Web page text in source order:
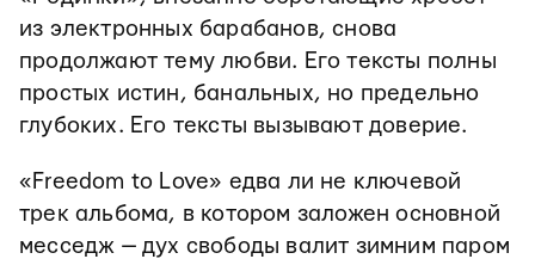
из электронных барабанов, снова
продолжают тему любви. Его тексты полны
простых истин, банальных, но предельно
глубоких. Его тексты вызывают доверие.
«Freedom to Love» едва ли не ключевой
трек альбома, в котором заложен основной
месседж —дух свободы валит зимним паром